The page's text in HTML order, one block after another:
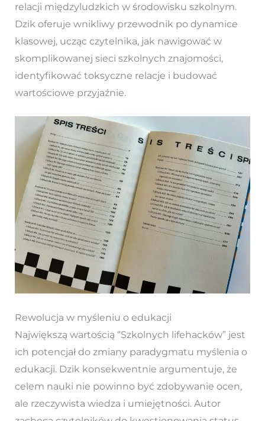
relacji międzyludzkich w środowisku szkolnym.
Dzik oferuje wnikliwy przewodnik po dynamice
klasowej, ucząc czytelnika, jak nawigować w
skomplikowanej sieci szkolnych znajomości,
identyfikować toksyczne relacje i budować
wartościowe przyjaźnie.
Rewolucja w myśleniu o edukacji
Największą wartością “Szkolnych lifehacków” jest
ich potencjał do zmiany paradygmatu myślenia o
edukacji. Dzik konsekwentnie argumentuje, że
celem nauki nie powinno być zdobywanie ocen,
ale rzeczywista wiedza i umiejętności. Autor